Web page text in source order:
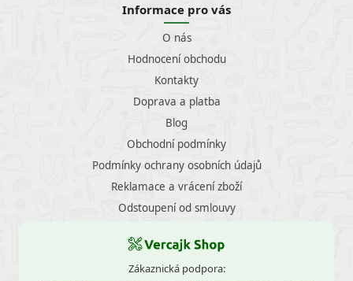
Informace pro vás
O nás
Hodnocení obchodu
Kontakty
Doprava a platba
Blog
Obchodní podmínky
Podmínky ochrany osobních údajů
Reklamace a vrácení zboží
Odstoupení od smlouvy
Zákaznická podpora: